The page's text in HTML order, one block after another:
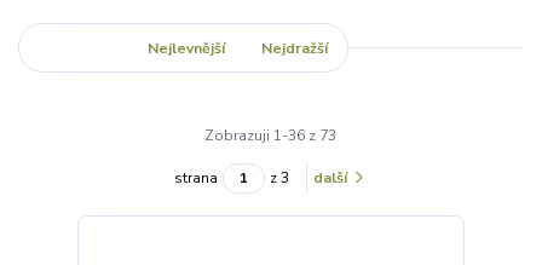
Nejlevnější Nejdražší
Zobrazuji 1-36 z 73
strana z 3 další